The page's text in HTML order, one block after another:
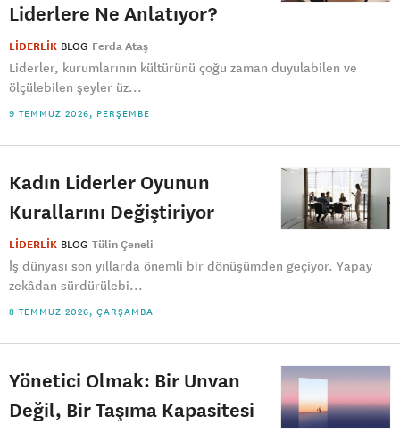
Liderlere Ne Anlatıyor?
LİDERLİK BLOG Ferda Ataş
Liderler, kurumlarının kültürünü çoğu zaman duyulabilen ve
ölçülebilen şeyler üz...
9 TEMMUZ 2026, PERŞEMBE
Kadın Liderler Oyunun
Kurallarını Değiştiriyor
LİDERLİK BLOG Tülin Çeneli
İş dünyası son yıllarda önemli bir dönüşümden geçiyor. Yapay
zekâdan sürdürülebi...
8 TEMMUZ 2026, ÇARŞAMBA
Yönetici Olmak: Bir Unvan
Değil, Bir Taşıma Kapasitesi